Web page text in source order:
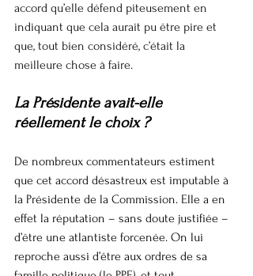
accord qu’elle défend piteusement en
indiquant que cela aurait pu être pire et
que, tout bien considéré, c’était la
meilleure chose à faire.
La Présidente avait-elle
réellement le choix ?
De nombreux commentateurs estiment
que cet accord désastreux est imputable à
la Présidente de la Commission. Elle a en
effet la réputation – sans doute justifiée –
d’être une atlantiste forcenée. On lui
reproche aussi d’être aux ordres de sa